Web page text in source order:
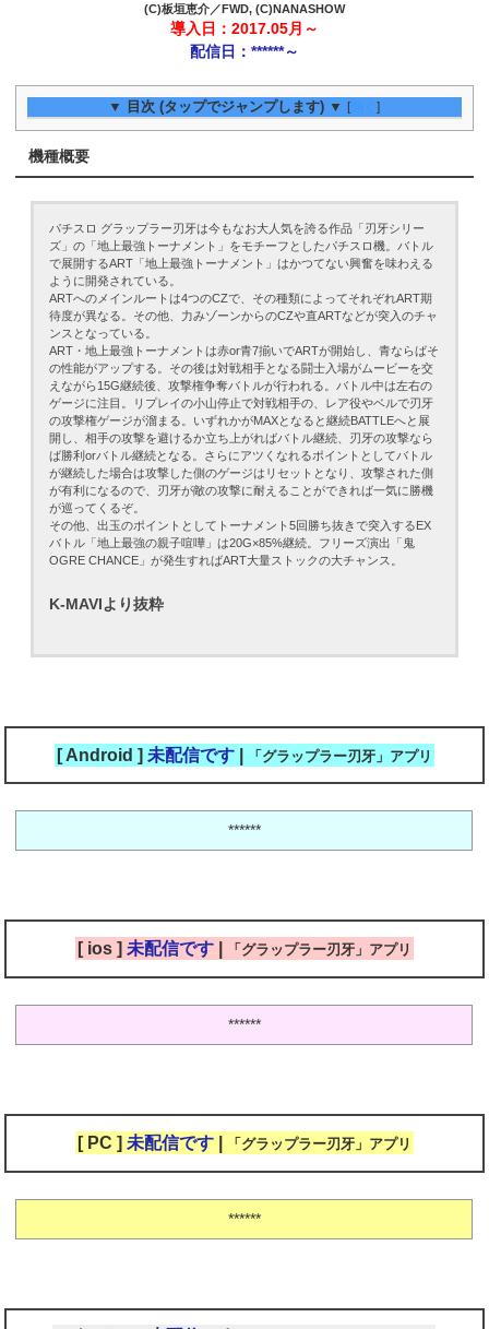
(C)板垣恵介／FWD, (C)NANASHOW
導入日：2017.05月～
配信日：******～
▼ 目次 (タップでジャンプします) ▼ [開く]
機種概要
パチスロ グラップラー刃牙は今もなお大人気を誇る作品「刃牙シリー
ズ」の「地上最強トーナメント」をモチーフとしたパチスロ機。バトル
で展開するART「地上最強トーナメント」はかつてない興奮を味わえる
ように開発されている。
ARTへのメインルートは4つのCZで、その種類によってそれぞれART期
待度が異なる。その他、力みゾーンからのCZや直ARTなどが突入のチャ
ンスとなっている。
ART・地上最強トーナメントは赤or青7揃いでARTが開始し、青ならばそ
の性能がアップする。その後は対戦相手となる闘士入場がムービーを交
えながら15G継続後、攻撃権争奪バトルが行われる。バトル中は左右の
ゲージに注目。リプレイの小山停止で対戦相手の、レア役やベルで刃牙
の攻撃権ゲージが溜まる。いずれかがMAXとなると継続BATTLEへと展
開し、相手の攻撃を避けるか立ち上がればバトル継続、刃牙の攻撃なら
ば勝利orバトル継続となる。さらにアツくなれるポイントとしてバトル
が継続した場合は攻撃した側のゲージはリセットとなり、攻撃された側
が有利になるので、刃牙が敵の攻撃に耐えることができれば一気に勝機
が巡ってくるぞ。
その他、出玉のポイントとしてトーナメント5回勝ち抜きで突入するEX
バトル「地上最強の親子喧嘩」は20G×85%継続。フリーズ演出「鬼
OGRE CHANCE」が発生すればART大量ストックの大チャンス。
K-MAVIより抜粋
[ Android ] 未配信です| 「グラップラー刃牙」アプリ
******
[ ios ] 未配信です| 「グラップラー刃牙」アプリ
******
[ PC ] 未配信です| 「グラップラー刃牙」アプリ
******